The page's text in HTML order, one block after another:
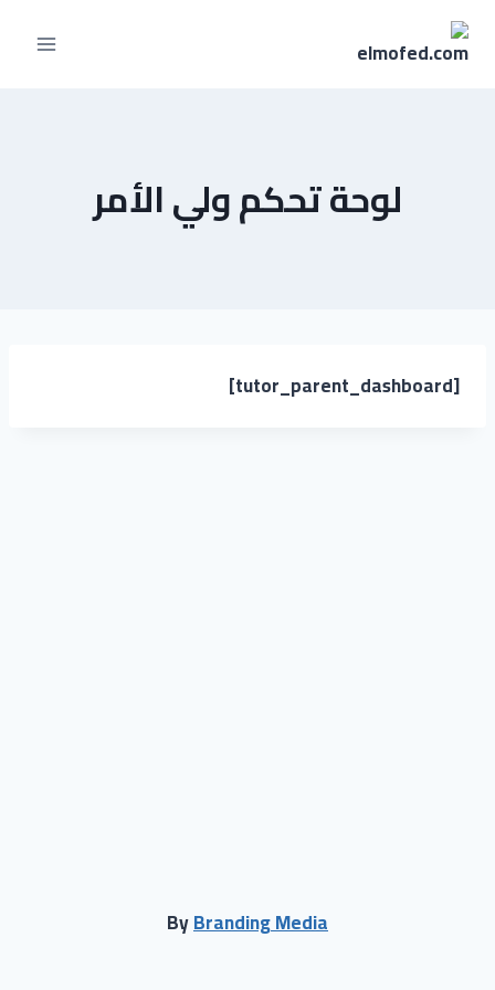
لوحة تحكم ولي الأمر
[tutor_parent_dashboard]
ByBranding Media